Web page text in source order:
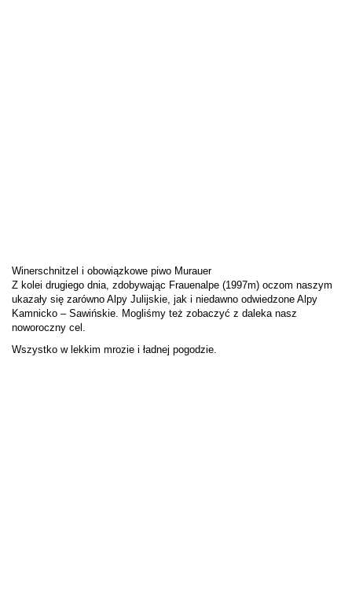
Winerschnitzel i obowiązkowe piwo Murauer
Z kolei drugiego dnia, zdobywając Frauenalpe (1997m) oczom naszym
ukazały się zarówno Alpy Julijskie, jak i niedawno odwiedzone Alpy
Kamnicko – Sawińskie. Mogliśmy też zobaczyć z daleka nasz
noworoczny cel.
Wszystko w lekkim mrozie i ładnej pogodzie.